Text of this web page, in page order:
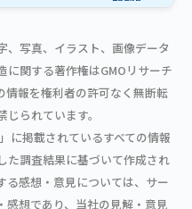
、写真、イラスト、画像データ
関する著作権はGMOリサーチ
情報を権利者の許可なく無断転
られています。
に掲載されているすべての情報
た調査結果に基づいて作成され
る感想・意見については、サー
感想であり、当社の見解・意見